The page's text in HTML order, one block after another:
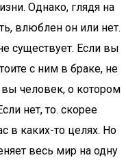
Однако, глядя на
влюблен он или нет.
существует. Если вы
с ним в браке, не
вы человек, о котором
нет, то. скорее
в каких-то целях. Но
весь мир на одну